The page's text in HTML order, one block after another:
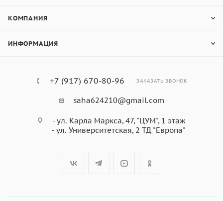
КОМПАНИЯ
ИНФОРМАЦИЯ
+7 (917) 670-80-96 ЗАКАЗАТЬ ЗВОНОК
saha624210@gmail.com
- ул. Карла Маркса, 47, "ЦУМ", 1 этаж
- ул. Университетская, 2 ТД "Европа"